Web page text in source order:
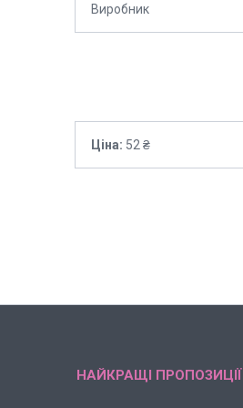
Виробник
Ціна: 52 ₴
НАЙКРАЩІ ПРОПОЗИЦІЇ